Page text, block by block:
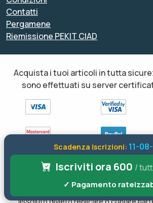
Scadenza iscrizioni: 11-
Iscriviti ora 600 /
✓ Pagamento
Contatti
Pergamene
Riemissione PEKIT CIAD
Acquista i tuoi articoli in tutta
sono effettuati su server certificati
Tutti i diritti sono riservati ed è vietata
email sono di proprietà di